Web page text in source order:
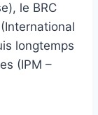
le BRC
longtemps
(IPM –